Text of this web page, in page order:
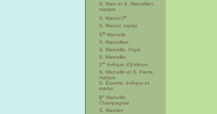
S. Marc et S. Marcellien,
martyrs
S. Marcel Ier
S. Marcel, martyr
Ste Marcelle
S. Marcellien
S. Marcellin, Pape
S. Marcellin,
1 er évêque d’Embrun
S. Marcellin et S. Pierre,
martyrs
S. Érasme, évêque et
martyr
Bx Marcellin
Champagnat
S. Marcien